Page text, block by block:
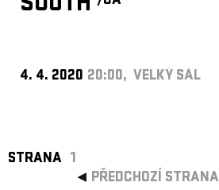
4. 4. 2020 20:00, VELKÝ SÁL
STRANA 1
PŘEDCHOZÍ STRANA